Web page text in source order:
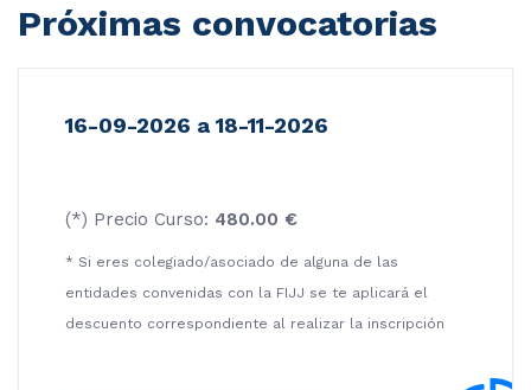
Próximas convocatorias
16-09-2026 a 18-11-2026
(*) Precio Curso: 480.00 €
* Si eres colegiado/asociado de alguna de las
entidades convenidas con la FIJJ se te aplicará el
descuento correspondiente al realizar la inscripción